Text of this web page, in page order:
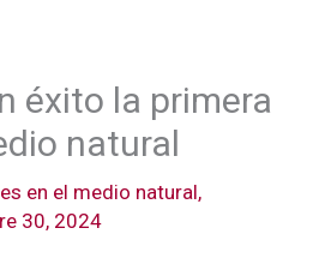
éxito la primera
natural
en el medio natural,
30, 2024